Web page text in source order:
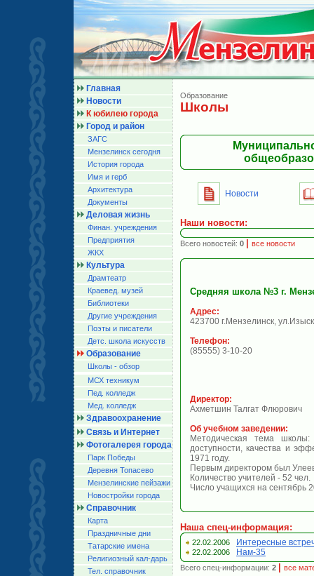
Главная
Новости
К юбилею города
Город и район
ЗАГС
Мензелинск сегодня
История города
Имя и герб
Архитектура
Документы
Деловая жизнь
Финан. учреждения
Предприятия
ЖКХ
Культура
Драмтеатр
Краевед. музей
Библиотеки
Другие учреждения
Поэты и писатели
Детс. школа искусств
Образование
Школы - обзор
МСХ техникум
Пед. колледж
Мед. колледж
Здравоохранение
Связь и Интернет
Фотогалерея города
Парк Победы
Деревня Топасево
Мензелинские пейзажи
Новостройки города
Справочник
Карта
Праздничные дни
Татарские имена
Религиозный кал-дарь
Тел. справочник
Образование
Школы
Новости
Наши новости:
Всего новостей: 0 все новости
Средняя школа №3 г.
Адрес:
423700 г.Мензелинск,
Телефон:
(85555) 3-10-20
Директор:
Ахметшин Талгат Флюрович
Об учебном заведении:
Методическая тема
доступности, качества и
1971 году.
Первым директором был
Количество учителей - 52 чел.
Число учащихся на сентябрь
Наша спец-информация:
22.02.2006 Интересные
22.02.2006 Нам-35
Всего спец-информации: 2 все